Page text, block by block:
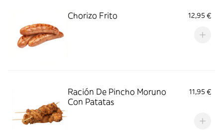
Chorizo Frito 12,95 €
Ración De Pincho Moruno
Con Patatas
11,95 €